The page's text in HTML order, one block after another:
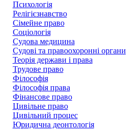
Психологія
Релігієзнавство
Сімейне право
Соціологія
Судова медицина
Судові та правоохоронні органи
Теорія держави і права
Трудове право
Філософія
Філософія права
Фінансове право
Цивільне право
Цивільний процес
Юридична деонтологія